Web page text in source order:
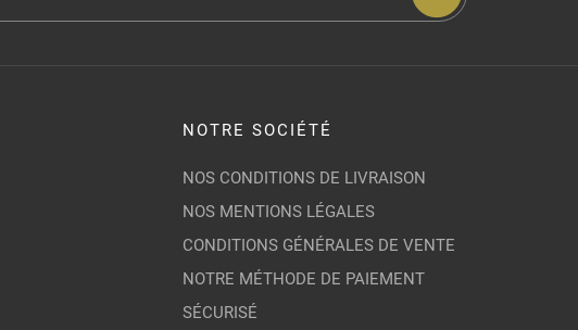
NOTRE SOCIÉTÉ
NOS CONDITIONS DE LIVRAISON
NOS MENTIONS LÉGALES
CONDITIONS GÉNÉRALES DE VENTE
NOTRE MÉTHODE DE PAIEMENT
SÉCURISÉ